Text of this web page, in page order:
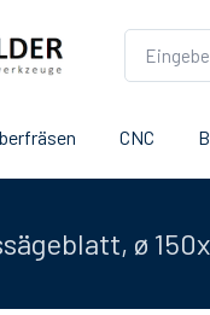
CNC
ø